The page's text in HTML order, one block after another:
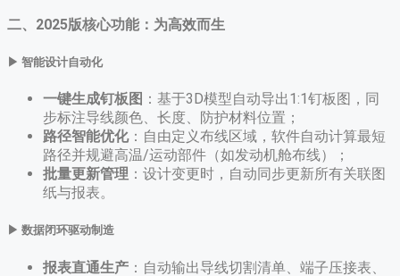
二、2025版核心功能：为高效而生
▶ 智能设计自动化
一键生成钉板图 ​：基于3D模型自动导出1:1钉板图，同
步标注导线颜色、长度、防护材料位置；
路径智能优化​：自由定义布线区域，软件自动计算最短
路径并规避高温/运动部件（如发动机舱布线）；
批量更新管理 ​：设计变更时，自动同步更新所有关联图
纸与报表。
▶ 数据闭环驱动制造
报表直通生产 ​：自动输出导线切割清单、端子压接表、